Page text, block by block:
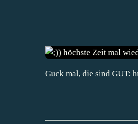
Guck mal, die sind GUT: